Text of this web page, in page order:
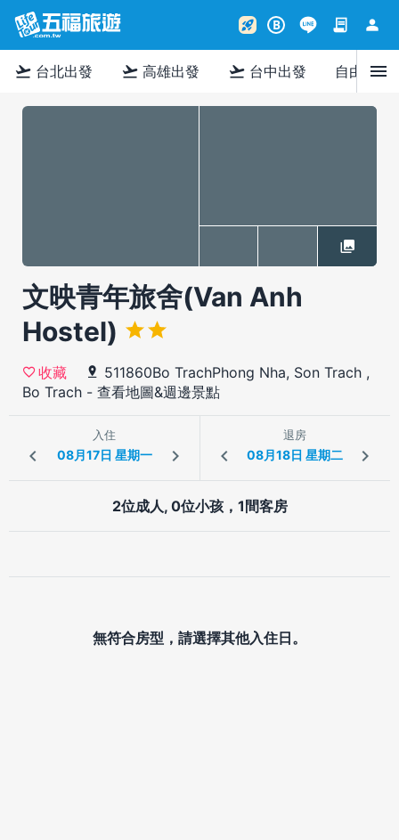
rocket_launch B contract person
flight_takeoff 台北出發 flight_takeoff 高雄出發 flight_takeoff 台中出發 自由行menu
文映青年旅舍(Van Anh
Hostel)
收藏
511860Bo TrachPhong Nha, Son Trach ,
Bo Trach - 查看地圖&週邊景點
入住 退房
2位成人, 0位小孩，1間客房
無符合房型，請選擇其他入住日。